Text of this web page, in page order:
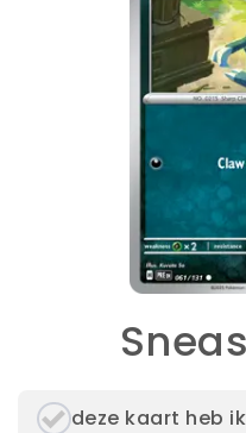
deze kaart heb